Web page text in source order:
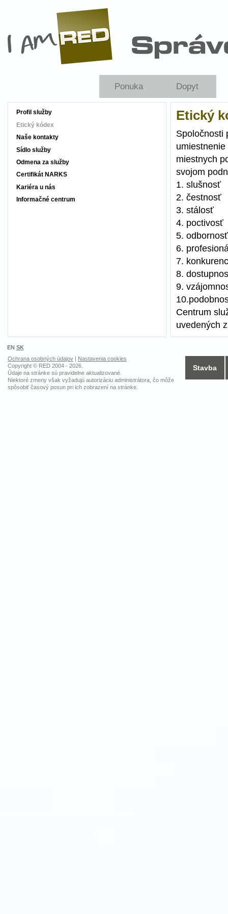
Skočiť na hlavný obsah
Ponuka Dopyt
Profil služby
Etický kódex
Naše kontakty
Sídlo služby
Odmena za služby
Certifikát NARKS
Kariéra u nás
Informačné centrum
Etický
Spoločnosti
miestnych
svojom
1. slušnosť
2. čestnosť
3. stálosť
4. poctivosť
5. odbornosť
6.
7.
8.
9.
Centrum
uvedených
Stavba
EN SK
Ochrana osobných údajov | Nastavenia cookies
Copyright © RED 2004 - 2026.
Údaje na stránke sú pravidelne aktualizované.
Niektoré zmeny však vyžadujú autorizáciu administrátora, čo môže
spôsobiť časový posun pri ich zobrazení na stránke.